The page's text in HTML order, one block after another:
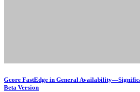
Gcore FastEdge in General
Beta Version